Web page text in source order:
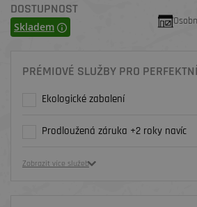
DOSTUPNOST
Skladem
PRÉMIOVÉ SLUŽBY PRO
Ekologické zabalení
Prodloužená záruka +2 roky navíc
Zobrazit více služeb